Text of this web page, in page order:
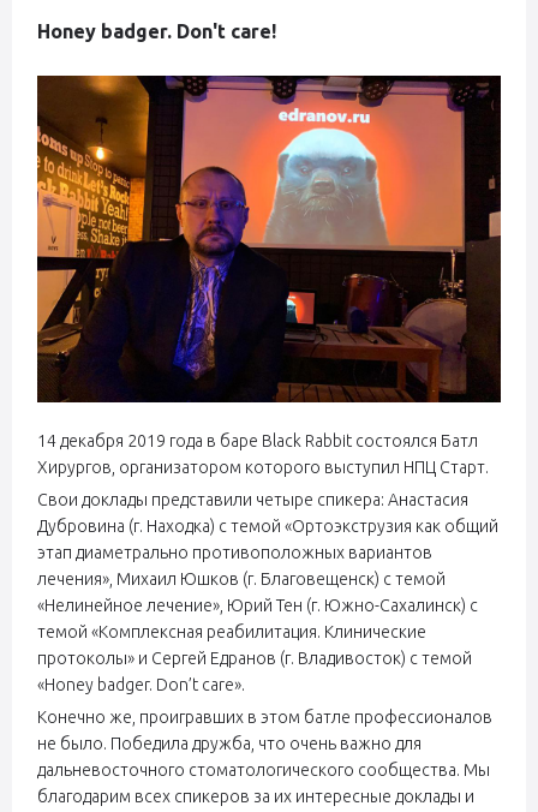
Honey badger. Don't care!
14 декабря 2019 года в баре Black Rabbit состоялся Батл
Хирургов, организатором которого выступил НПЦ Старт.
Свои доклады представили четыре спикера: Анастасия
Дубровина (г. Находка) с темой «Ортоэкструзия как общий
этап диаметрально противоположных вариантов
лечения», Михаил Юшков (г. Благовещенск) с темой
«Нелинейное лечение», Юрий Тен (г. Южно-Сахалинск) с
темой «Комплексная реабилитация. Клинические
протоколы» и Сергей Едранов (г. Владивосток) с темой
«Honey badger. Don’t care».
Конечно же, проигравших в этом батле профессионалов
не было. Победила дружба, что очень важно для
дальневосточного стоматологического сообщества. Мы
благодарим всех спикеров за их интересные доклады и